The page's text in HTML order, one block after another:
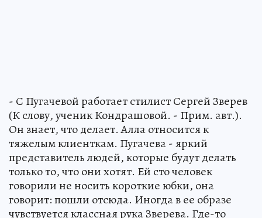
- С Пугачевой работает стилист Сергей Зверев
(К слову, ученик Кондрашовой. - Прим. авт.).
Он знает, что делает. Алла относится к
тяжелым клиенткам. Пугачева - яркий
представитель людей, которые будут делать
только то, что они хотят. Ей сто человек
говорили не носить короткие юбки, она
говорит: пошли отсюда. Иногда в ее образе
чувствуется классная рука Зверева. Где-то